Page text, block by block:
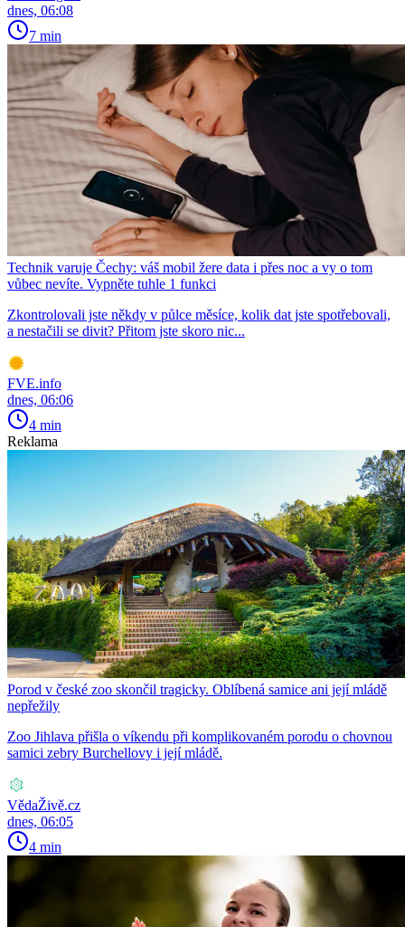
dnes, 06:08
7 min
Technik varuje Čechy: váš mobil žere data i přes noc a vy o tom
vůbec nevíte. Vypněte tuhle 1 funkci
Zkontrolovali jste někdy v půlce měsíce, kolik dat jste spotřebovali,
a nestačili se divit? Přitom jste skoro nic...
FVE.info
dnes, 06:06
4 min
Reklama
Porod v české zoo skončil tragicky. Oblíbená samice ani její mládě
nepřežily
Zoo Jihlava přišla o víkendu při komplikovaném porodu o chovnou
samici zebry Burchellovy i její mládě.
VědaŽivě.cz
dnes, 06:05
4 min